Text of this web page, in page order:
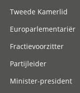
Tweede Kamerlid
Europarlementariër
Fractievoorzitter
Partijleider
Minister-president